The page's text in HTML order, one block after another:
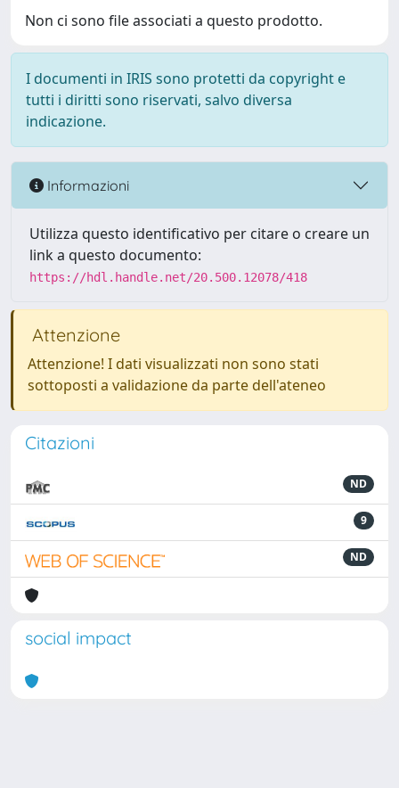
Non ci sono file associati a questo prodotto.
I documenti in IRIS sono protetti da copyright e
tutti i diritti sono riservati, salvo diversa
indicazione.
Informazioni
Utilizza questo identificativo per citare o creare un
link a questo documento:
https://hdl.handle.net/20.500.12078/418
Attenzione
Attenzione! I dati visualizzati non sono stati
sottoposti a validazione da parte dell'ateneo
Citazioni
ND
9
ND
social impact